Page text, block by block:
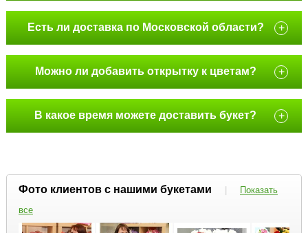
Есть ли доставка по Московской области? +
Можно ли добавить открытку к цветам? +
В какое время можете доставить букет? +
Фото клиентов с нашими букетами |
Показать
все